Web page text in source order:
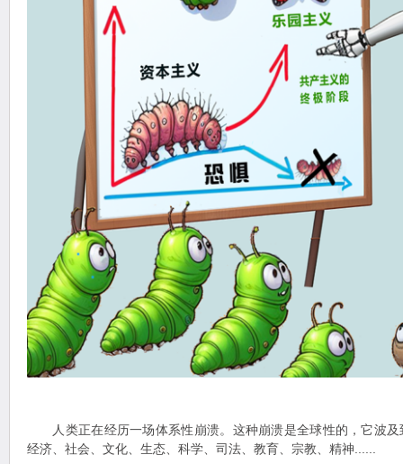
人类正在经历一场体系性崩溃。这种崩溃是全球性的，它波及
经济、社会、文化、生态、科学、司法、教育、宗教、精神......